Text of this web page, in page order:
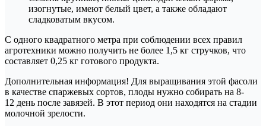
изогнутые, имеют белый цвет, а также обладают
сладковатым вкусом.
С одного квадратного метра при соблюдении всех правил
агротехники можно получить не более 1,5 кг стручков, что
составляет 0,25 кг готового продукта.
Дополнительная информация! Для выращивания этой фасоли
в качестве спаржевых сортов, плоды нужно собирать на 8-
12 день после завязей. В этот период они находятся на стадии
молочной зрелости.